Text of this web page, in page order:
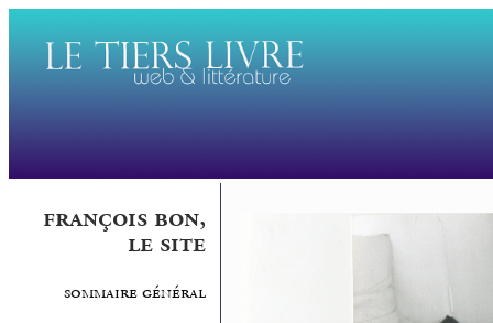
françois bon,
le site
sommaire général